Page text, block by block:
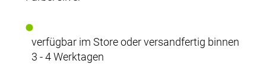
verfügbar im Store oder versandfertig binnen
3 - 4 Werktagen